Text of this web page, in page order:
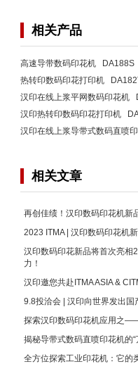
相关产品
高速导带数码印花机 DA188S
热转印数码印花打印机
汉印在线上浆平网数码印花机
汉印热转印数码印花打印机
汉印在线上浆导带式数码直喷
相关文章
再创佳绩！汉印数码印花机新
2023 ITMA | 汉印数码印花机
汉印数码印花新品将首次亮相
力！
汉印邀您共赴ITMA ASIA &
9.8投洽会 | 汉印向世界发出国
探索汉印数码印花机应用之
揭秘导带式数码直喷印花机的
全方位探索工业印花机：它的